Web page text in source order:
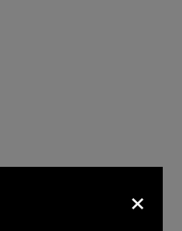
να δει πως
×